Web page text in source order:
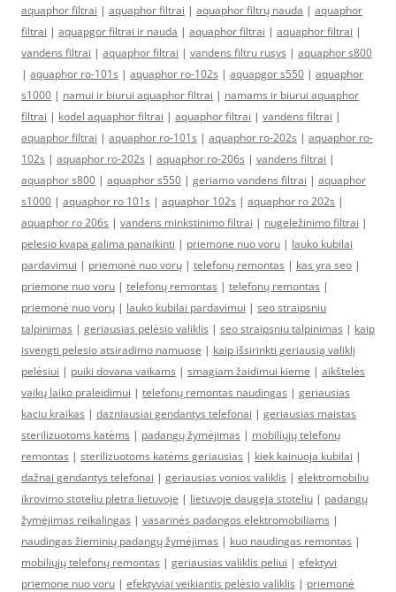
aquaphor filtrai | aquaphor filtrai | aquaphor filtrų nauda | aquaphor
filtrai | aquapgor filtrai ir nauda | aquaphor filtrai | aquaphor filtrai |
vandens filtrai | aquaphor filtrai | vandens filtru rusys | aquaphor s800
| aquaphor ro-101s | aquaphor ro-102s | aquapgor s550 | aquaphor
s1000 | namui ir biurui aquaphor filtrai | namams ir biurui aquaphor
filtrai | kodel aquaphor filtrai | aquaphor filtrai | vandens filtrai |
aquaphor filtrai | aquaphor ro-101s | aquaphor ro-202s | aquaphor ro-
102s | aquaphor ro-202s | aquaphor ro-206s | vandens filtrai |
aquaphor s800 | aquaphor s550 | geriamo vandens filtrai | aquaphor
s1000 | aquaphor ro 101s | aquaphor 102s | aquaphor ro 202s |
aquaphor ro 206s | vandens minkstinimo filtrai | nugeležinimo filtrai |
pelesio kvapa galima panaikinti | priemone nuo voru | lauko kubilai
pardavimui | priemonė nuo vorų | telefonų remontas | kas yra seo |
priemone nuo voru | telefonų remontas | telefonų remontas |
priemonė nuo vorų | lauko kubilai pardavimui | seo straipsniu
talpinimas | geriausias pelėsio valiklis | seo straipsniu talpinimas | kaip
isvengti pelesio atsiradimo namuose | kaip išsirinkti geriausią valiklį
pelėsiui | puiki dovana vaikams | smagiam žaidimui kieme | aikštelės
vaikų laiko praleidimui | telefonų remontas naudingas | geriausias
kaciu kraikas | dazniausiai gendantys telefonai | geriausias maistas
sterilizuotoms katėms | padangų žymėjimas | mobiliųjų telefonų
remontas | sterilizuotoms katėms geriausias | kiek kainuoja kubilai |
dažnai gendantys telefonai | geriausias vonios valiklis | elektromobiliu
ikrovimo stoteliu pletra lietuvoje | lietuvoje daugeja stoteliu | padangų
žymėjimas reikalingas | vasarinės padangos elektromobiliams |
naudingas žieminių padangų žymėjimas | kuo naudingas remontas |
mobiliųjų telefonų remontas | geriausias valiklis peliui | efektyvi
priemone nuo voru | efektyviai veikiantis pelėsio valiklis | priemonė